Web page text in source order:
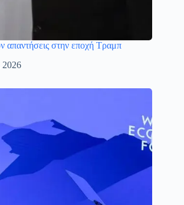
απαντήσεις στην εποχή Τραμπ
2026